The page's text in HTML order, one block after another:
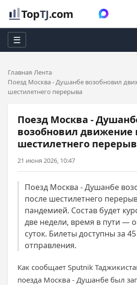
TopTJ.com
☰
Главная Лента
Поезд Москва - Душанбе возобновил
шестилетнего перерыва
Поезд Москва -
возобновил движение
шестилетнего
21 июня 2026, 10:47
Поезд Москва - Душанбе
после шестилетнего
пандемией. Состав будет
две недели, время в пути —
суток. Билеты доступны за
отправления.
Как сообщает Sputnik
поезда Москва - Душанбе был